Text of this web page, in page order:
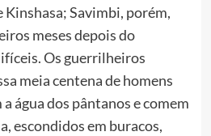
Kinshasa; Savimbi, porém,
meses depois do
Os guerrilheiros
meia centena de homens
água dos pântanos e comem
escondidos em buracos,